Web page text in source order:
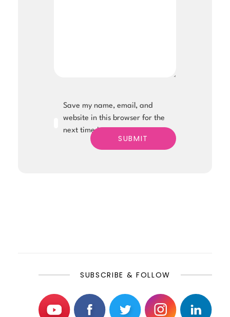
Save my name, email, and
website in this browser for the
next time I comment.
SUBSCRIBE & FOLLOW